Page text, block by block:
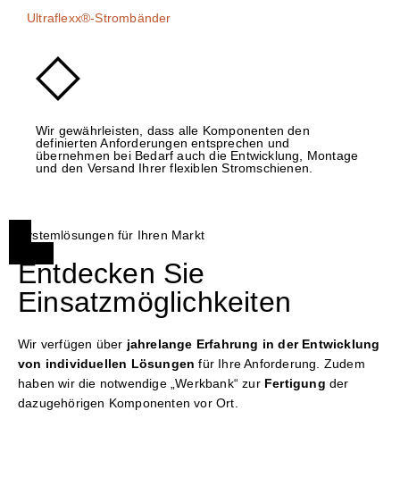
Ultraflexx®-Strombänder
Wir gewährleisten, dass alle Komponenten den
definierten Anforderungen entsprechen und
übernehmen bei Bedarf auch die Entwicklung, Montage
und den Versand Ihrer flexiblen Stromschienen.
Systemlösungen für Ihren Markt
Entdecken Sie
Einsatzmöglichkeiten
Wir verfügen über jahrelange Erfahrung in der Entwicklung
von individuellen Lösungen für Ihre Anforderung. Zudem
haben wir die notwendige „Werkbank“ zur Fertigung der
dazugehörigen Komponenten vor Ort.